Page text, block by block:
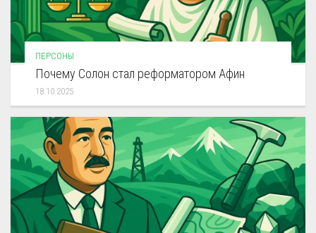
ПЕРСОНЫ
Почему Солон стал реформатором Афин
18.10.2025